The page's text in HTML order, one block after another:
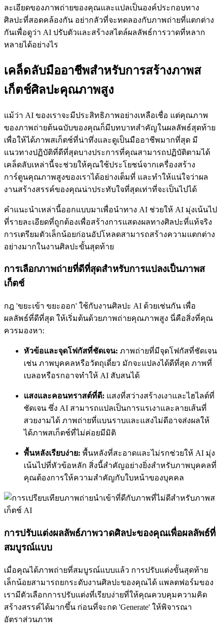
ละเอียดของภาพถ่ายของคุณและแปลเป็นองค์ประกอบทาง
ศิลปะที่สอดคล้องกัน อย่ากลัวที่จะทดลองกับภาพถ่ายที่แตกต่าง
กันเพื่อดูว่า AI ปรับตัวและสร้างสไตล์ผลลัพธ์การวาดที่หลาก
หลายได้อย่างไร
เคล็ดลับมืออาชีพสำหรับการสร้างภาพส
เก็ตช์ศิลปะคุณภาพสูง
แม้ว่า AI ของเราจะมีประสิทธิภาพอย่างเหลือเชื่อ แต่คุณภาพ
ของภาพถ่ายต้นฉบับของคุณก็มีบทบาทสำคัญในผลลัพธ์สุดท้าย
เพื่อให้ได้ภาพสเก็ตช์ที่น่าทึ่งและดูเป็นมืออาชีพมากที่สุด มี
แนวทางปฏิบัติที่ดีที่สุดบางประการที่คุณสามารถปฏิบัติตามได้
เคล็ดลับเหล่านี้จะช่วยให้คุณใช้ประโยชน์จากเครื่องสร้าง
การ์ตูนคุณภาพสูงของเราได้อย่างเต็มที่ และทำให้แน่ใจว่าผล
งานสร้างสรรค์ของคุณน่าประทับใจที่สุดเท่าที่จะเป็นไปได้
คำแนะนำเหล่านี้ออกแบบมาเพื่อนำทาง AI ช่วยให้ AI มุ่งเน้นไป
ที่รายละเอียดที่ถูกต้องเพื่อสร้างการแสดงผลทางศิลปะที่แท้จริง
การเตรียมตัวเล็กน้อยก่อนอัปโหลดสามารถสร้างความแตกต่าง
อย่างมากในงานศิลปะขั้นสุดท้าย
การเลือกภาพถ่ายที่ดีที่สุดสำหรับการแปลงเป็นภาพส
เก็ตช์
กฎ 'ขยะเข้า ขยะออก' ใช้กับงานศิลปะ AI ด้วยเช่นกัน เพื่อ
ผลลัพธ์ที่ดีที่สุด ให้เริ่มต้นด้วยภาพถ่ายคุณภาพสูง นี่คือสิ่งที่คุณ
ควรมองหา:
หัวข้อและจุดโฟกัสที่ชัดเจน: ภาพถ่ายที่มีจุดโฟกัสที่ชัดเจน
เช่น ภาพบุคคลหรือวัตถุเดี่ยว มักจะแปลงได้ดีที่สุด ภาพที่
เบลอหรือรกอาจทำให้ AI สับสนได้
แสงและคอนทราสต์ที่ดี: แสงที่สว่างสร้างเงาและไฮไลต์ที่
ชัดเจน ซึ่ง AI สามารถแปลเป็นการแรเงาและลายเส้นที่
สวยงามได้ ภาพถ่ายที่แบนราบและแสงไม่ดีอาจส่งผลให้
ได้ภาพสเก็ตช์ที่ไม่ค่อยมีมิติ
พื้นหลังเรียบง่าย: พื้นหลังที่สะอาดและไม่รกช่วยให้ AI มุ่ง
เน้นไปที่หัวข้อหลัก สิ่งนี้สำคัญอย่างยิ่งสำหรับภาพบุคคลที่
คุณต้องการให้ความสำคัญกับใบหน้าของบุคคล
การปรับแต่งผลลัพธ์ภาพวาดศิลปะของคุณเพื่อผลลัพธ์ที่
สมบูรณ์แบบ
เมื่อคุณได้ภาพถ่ายที่สมบูรณ์แบบแล้ว การปรับแต่งขั้นสุดท้าย
เล็กน้อยสามารถยกระดับงานศิลปะของคุณได้ แพลตฟอร์มของ
เรามีตัวเลือกการปรับแต่งที่เรียบง่ายที่ให้คุณควบคุมความคิด
สร้างสรรค์ได้มากขึ้น ก่อนที่จะกด 'Generate' ให้พิจารณา
อัตราส่วนภาพ